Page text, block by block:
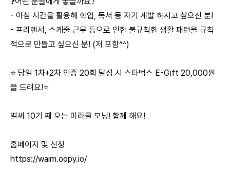
- 아침 시간을 활용해 학업, 독서 등 자기 계발 하시고 싶으신 분!
- 프리랜서, 스케줄 근무 등으로 인한 불규칙한 생활 패턴을 규칙
적으로 만들고 싶으신 분! (저 포함^^)
⭐️ 당일 1차+2차 인증 20회 달성 시 스타벅스 E-Gift 20,000원
을 드려요!⭐️
벌써 10기 째 오는 미라클 모닝! 함께 해요!
홈페이지 및 신청
https://waim.oopy.io/